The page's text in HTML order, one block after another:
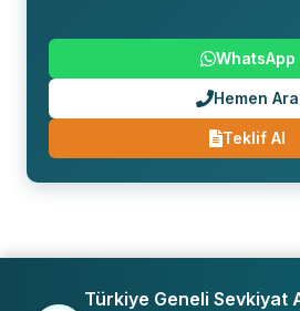
WhatsApp
Hemen Ara
Teklif Al
Türkiye Geneli Sevkiyat